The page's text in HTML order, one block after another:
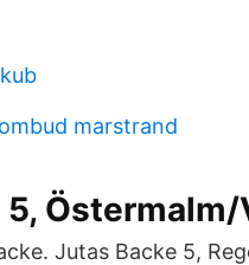
marstrand
Jutas Backe 5,